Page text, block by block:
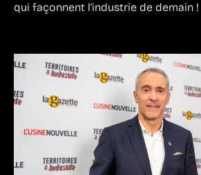
qui façonnent l’industrie de demain !